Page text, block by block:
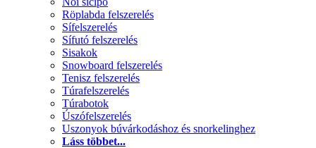
Röplabda felszerelés
Sífelszerelés
Sífutó felszerelés
Sisakok
Snowboard felszerelés
Tenisz felszerelés
Túrafelszerelés
Túrabotok
Úszófelszerelés
Uszonyok búvárkodáshoz és snorkelinghez
Láss többet...